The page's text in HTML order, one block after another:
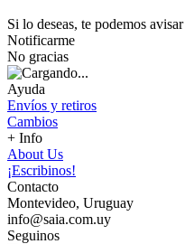
Si lo deseas, te podemos
Notificarme
No gracias
Ayuda
Envíos y retiros
Cambios
+ Info
About Us
¡Escribinos!
Contacto
Montevideo, Uruguay
info@saia.com.uy
Seguinos